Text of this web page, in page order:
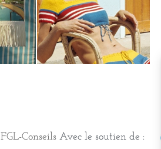
FGL-ConseilsAvec le soutien de :